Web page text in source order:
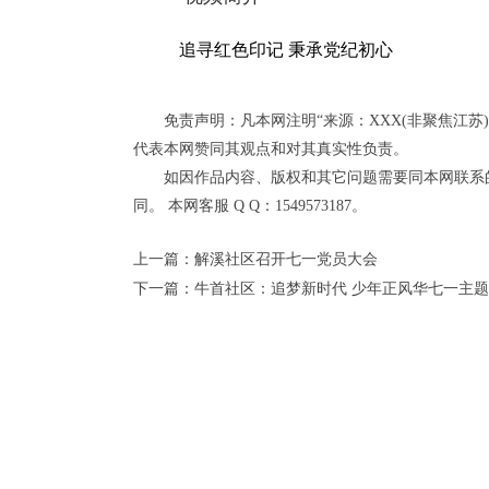
追寻红色印记 秉承党纪初心
免责声明：凡本网注明“来源：XXX(非聚焦江
代表本网赞同其观点和对其真实性负责。
如因作品内容、版权和其它问题需要同本网联
同。 本网客服 Q Q：1549573187。
上一篇： 解溪社区召开七一党员大会
下一篇： 牛首社区：追梦新时代 少年正风华七一主